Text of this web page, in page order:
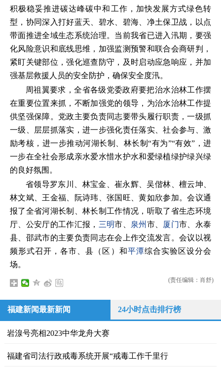
积极稳妥推进碳达峰碳中和工作，加快发展方式绿色转
型，协同深入打好蓝天、碧水、碧海、净土保卫战，以点
带面推进全域生态系统治理。当前我省已进入汛期，要强
化风险意识和底线思维，加强监测预警和联合会商研判，
紧盯关键部位，强化巡查防守，及时启动应急响应，并加
强基层救援人员的安全防护，确保安全度汛。
周祖翼要求，全省各级党委政府要把治水治林工作摆
在重要位置来抓，不断加强党的领导，为治水治林工作提
供坚强保障。党政主要负责同志要带头履行职责，一级抓
一级、层层抓落实，进一步强化责任落实、社会参与、激
励考核，进一步推动河湖长制、林长制“有为”“有效”，进
一步在全社会形成亲水爱水惜水护水和爱绿植绿护绿兴绿
的良好氛围。
省领导罗东川、林宝金、崔永辉、吴偕林、檀云坤、
林文斌、王金福、阮诗玮、张国旺、黄如欣参加。会议通
报了全省河湖长制、林长制工作情况，听取了省生态环境
厅、公安厅的工作汇报， 三明市、 泉州 市、 厦门市、永泰
县、邵武市的主要负责同志在会上作交流发言。会议以视
频形式召开，各市、县（区）和平潭综合实验区设分会
场。
(责任编辑：肖舒)
福建新闻最新新闻 24小时点击排行榜
岩湶号亮相2023中华龙舟大赛
福建省司法行政戒毒系统开展“戒毒工作千里行